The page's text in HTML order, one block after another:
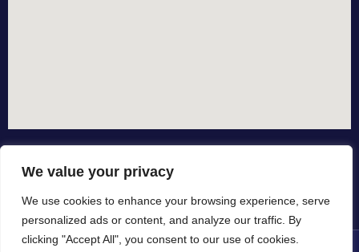
We value your privacy
We use cookies to enhance your browsing experience, serve
personalized ads or content, and analyze our traffic. By
clicking "Accept All", you consent to our use of cookies.